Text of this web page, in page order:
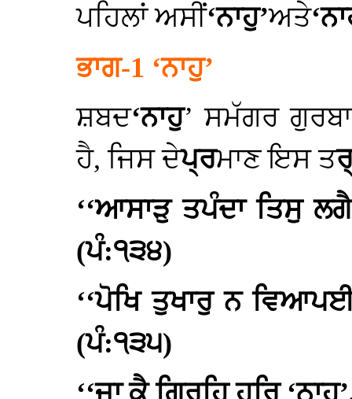
ਪਹਿਲਾਂ ਅਸੀਂ‘ਨਾਹੁ’ਅਤੇ
ਭਾਗ-1 ‘ਨਾਹੁ’
ਸ਼ਬਦ‘ਨਾਹੁ’ ਸਮੱਗਰ
ਹੈ, ਜਿਸ ਦੇਪ੍ਰਮਾਣ ਇਸ ਤ
‘‘ਆਸਾੜੁ ਤਪੰਦਾ ਤਿਸੁ ਲਗੈ,
(ਪੰ:੧੩੪)
‘‘ਪੋਖਿ ਤੁਖਾਰੁ ਨ
(ਪੰ:੧੩੫)